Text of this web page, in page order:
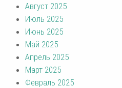
Август 2025
Июль 2025
Июнь 2025
Май 2025
Апрель 2025
Март 2025
Февраль 2025